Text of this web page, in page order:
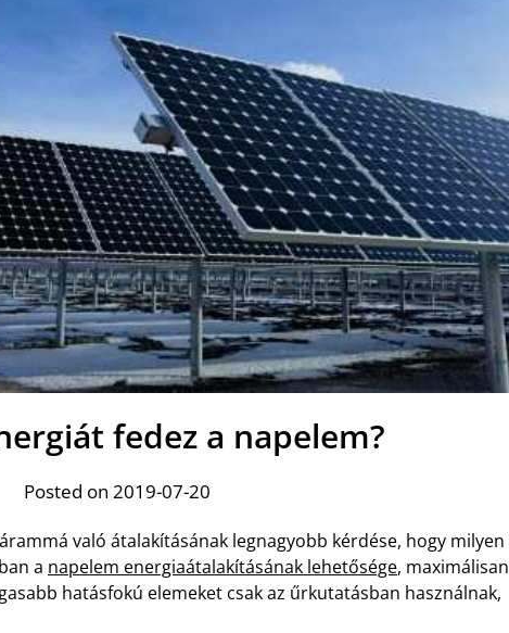
fedez a napelem?
Posted on 2019-07-20
való átalakításának legnagyobb kérdése, hogy milyen
a napelem energiaátalakításának lehetősége, maximálisan
hatásfokú elemeket csak az űrkutatásban használnak,